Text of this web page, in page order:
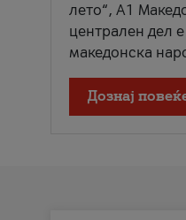
лето“, А1
централен дел
македонска
Дознај